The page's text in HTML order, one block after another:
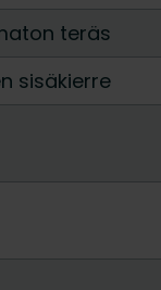
teräs
sisäkierre